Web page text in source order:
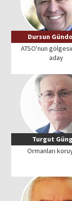
Dursun
ATSO'nun
aday
Turgut
Ormanları